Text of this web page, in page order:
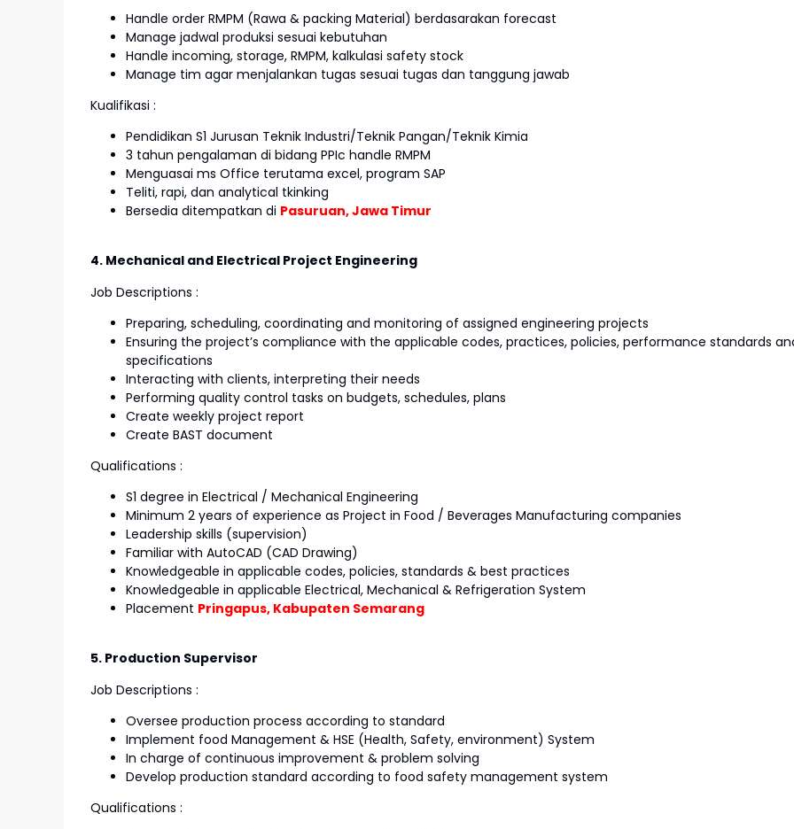
Handle order RMPM (Rawa & packing Material) berdasarakan forecast
Manage jadwal produksi sesuai kebutuhan
Handle incoming, storage, RMPM, kalkulasi safety stock
Manage tim agar menjalankan tugas sesuai tugas dan tanggung jawab
Kualifikasi :
Pendidikan S1 Jurusan Teknik Industri/Teknik Pangan/Teknik Kimia
3 tahun pengalaman di bidang PPIc handle RMPM
Menguasai ms Office terutama excel, program SAP
Teliti, rapi, dan analytical tkinking
Bersedia ditempatkan di Pasuruan, Jawa Timur
4. Mechanical and Electrical Project Engineering
Job Descriptions :
Preparing, scheduling, coordinating and monitoring of assigned engineering projects
Ensuring the project’s compliance with the applicable codes, practices, policies, performance standards
specifications
Interacting with clients, interpreting their needs
Performing quality control tasks on budgets, schedules, plans
Create weekly project report
Create BAST document
Qualifications :
S1 degree in Electrical / Mechanical Engineering
Minimum 2 years of experience as Project in Food / Beverages Manufacturing companies
Leadership skills (supervision)
Familiar with AutoCAD (CAD Drawing)
Knowledgeable in applicable codes, policies, standards & best practices
Knowledgeable in applicable Electrical, Mechanical & Refrigeration System
Placement Pringapus, Kabupaten Semarang
5. Production Supervisor
Job Descriptions :
Oversee production process according to standard
Implement food Management & HSE (Health, Safety, environment) System
In charge of continuous improvement & problem solving
Develop production standard according to food safety management system
Qualifications :